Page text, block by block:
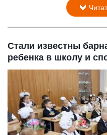
Стали известны
ребенка в школу и